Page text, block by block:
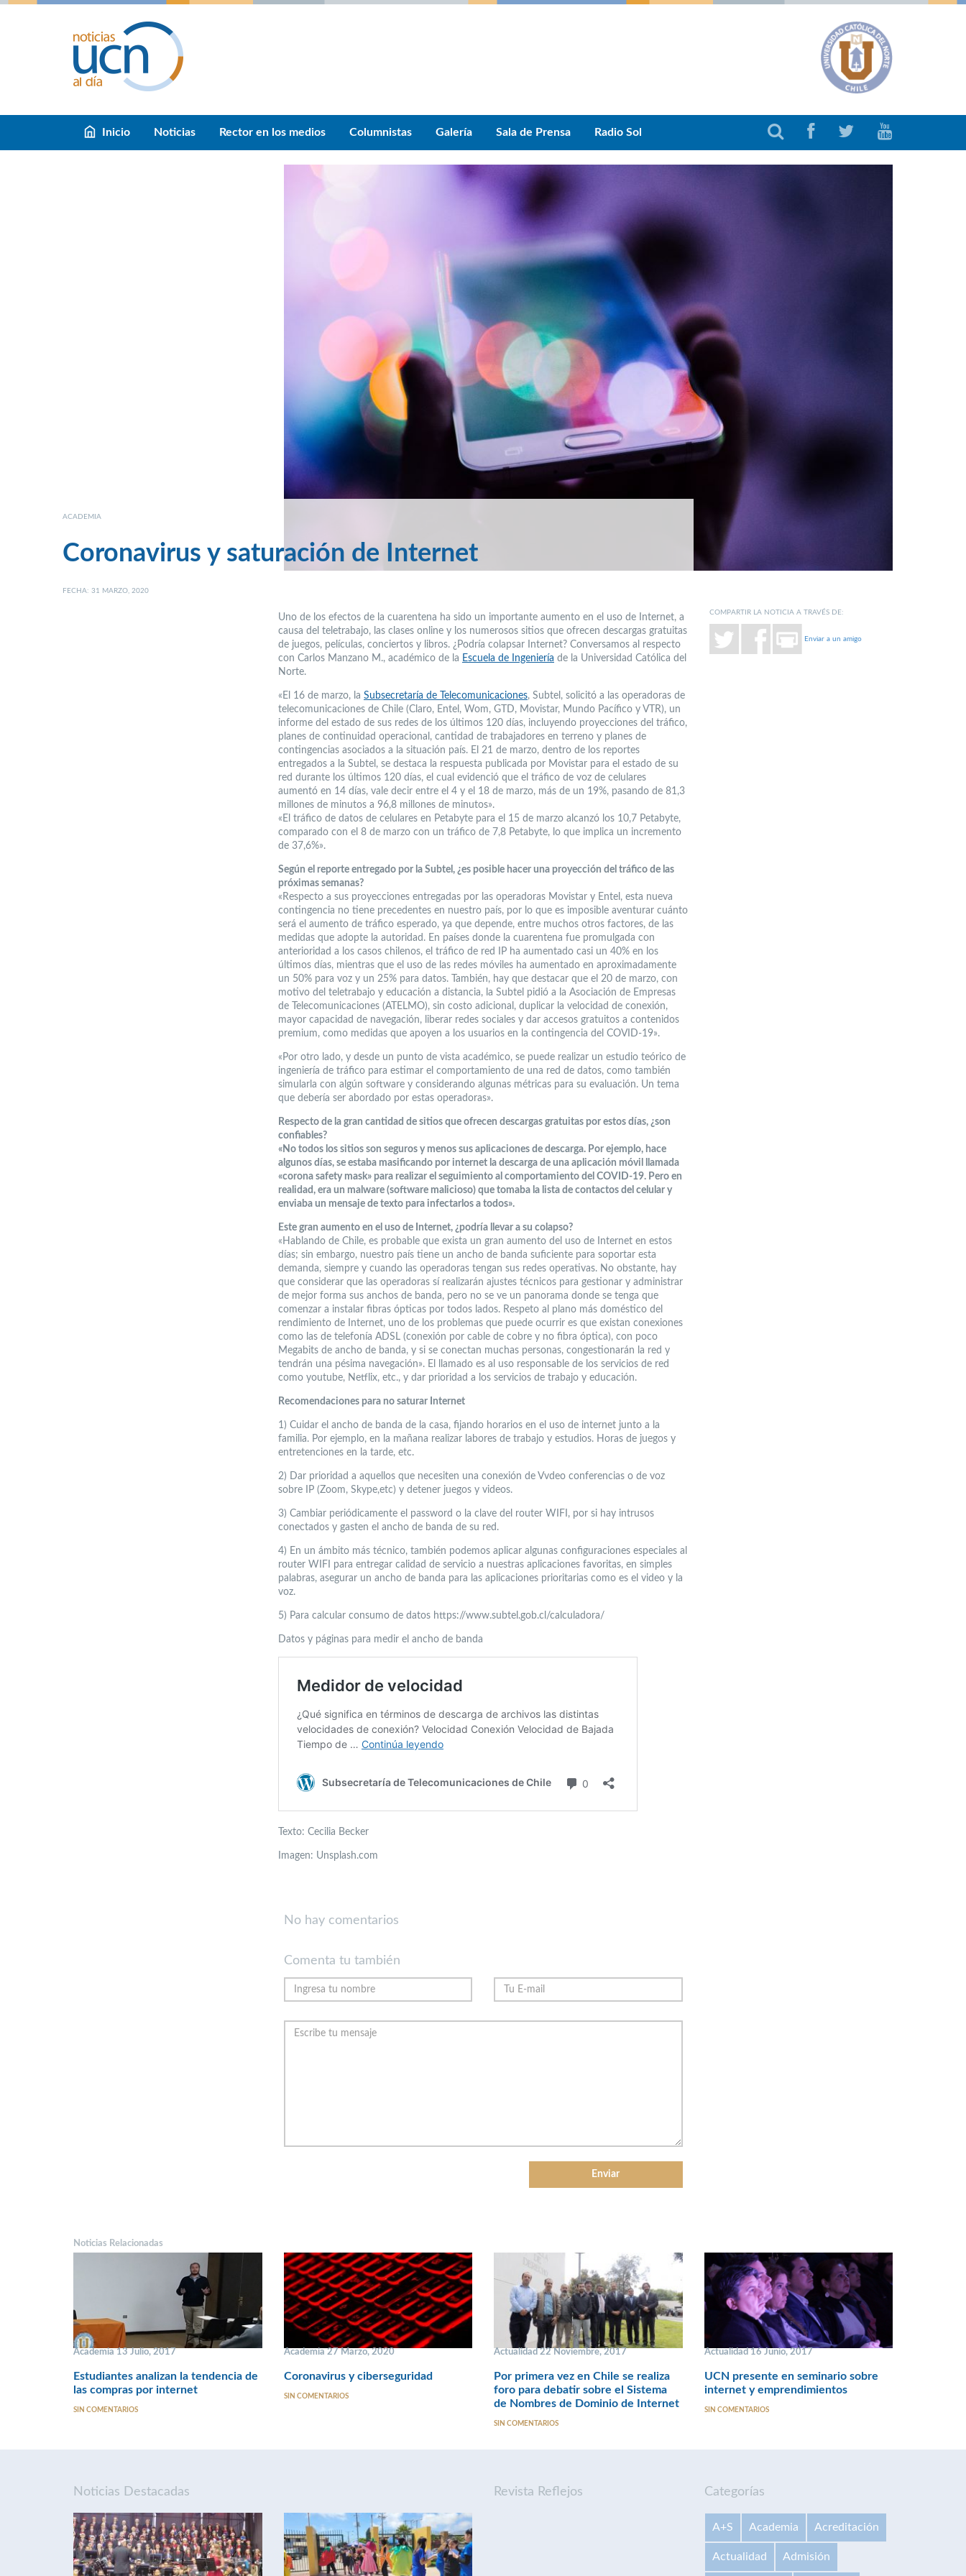
Inicio Noticias Rector en los medios Columnistas Galería Sala de Prensa Radio Sol
ACADEMIA
Coronavirus y saturación de Internet
FECHA: 31 MARZO, 2020
Uno de los efectos de la cuarentena ha sido un importante aumento en el uso de Internet, a
causa del teletrabajo, las clases online y los numerosos sitios que ofrecen descargas gratuitas
de juegos, películas, conciertos y libros. ¿Podría colapsar Internet? Conversamos al respecto
con Carlos Manzano M., académico de la Escuela de Ingeniería de la Universidad Católica del
Norte.
«El 16 de marzo, la Subsecretaría de Telecomunicaciones, Subtel, solicitó a las operadoras de
telecomunicaciones de Chile (Claro, Entel, Wom, GTD, Movistar, Mundo Pacífico y VTR), un
informe del estado de sus redes de los últimos 120 días, incluyendo proyecciones del tráfico,
planes de continuidad operacional, cantidad de trabajadores en terreno y planes de
contingencias asociados a la situación país. El 21 de marzo, dentro de los reportes
entregados a la Subtel, se destaca la respuesta publicada por Movistar para el estado de su
red durante los últimos 120 días, el cual evidenció que el tráfico de voz de celulares
aumentó en 14 días, vale decir entre el 4 y el 18 de marzo, más de un 19%, pasando de 81,3
millones de minutos a 96,8 millones de minutos».
«El tráfico de datos de celulares en Petabyte para el 15 de marzo alcanzó los 10,7 Petabyte,
comparado con el 8 de marzo con un tráfico de 7,8 Petabyte, lo que implica un incremento
de 37,6%».
Según el reporte entregado por la Subtel, ¿es posible hacer una proyección del tráfico de las
próximas semanas?
«Respecto a sus proyecciones entregadas por las operadoras Movistar y Entel, esta nueva
contingencia no tiene precedentes en nuestro país, por lo que es imposible aventurar cuánto
será el aumento de tráfico esperado, ya que depende, entre muchos otros factores, de las
medidas que adopte la autoridad. En países donde la cuarentena fue promulgada con
anterioridad a los casos chilenos, el tráfico de red IP ha aumentado casi un 40% en los
últimos días, mientras que el uso de las redes móviles ha aumentado en aproximadamente
un 50% para voz y un 25% para datos. También, hay que destacar que el 20 de marzo, con
motivo del teletrabajo y educación a distancia, la Subtel pidió a la Asociación de Empresas
de Telecomunicaciones (ATELMO), sin costo adicional, duplicar la velocidad de conexión,
mayor capacidad de navegación, liberar redes sociales y dar accesos gratuitos a contenidos
premium, como medidas que apoyen a los usuarios en la contingencia del COVID-19».
«Por otro lado, y desde un punto de vista académico, se puede realizar un estudio teórico de
ingeniería de tráfico para estimar el comportamiento de una red de datos, como también
simularla con algún software y considerando algunas métricas para su evaluación. Un tema
que debería ser abordado por estas operadoras».
Respecto de la gran cantidad de sitios que ofrecen descargas gratuitas por estos días, ¿son
confiables?
«No todos los sitios son seguros y menos sus aplicaciones de descarga. Por ejemplo, hace
algunos días, se estaba masificando por internet la descarga de una aplicación móvil llamada
«corona safety mask» para realizar el seguimiento al comportamiento del COVID-19. Pero en
realidad, era un malware (software malicioso) que tomaba la lista de contactos del celular y
enviaba un mensaje de texto para infectarlos a todos».
Este gran aumento en el uso de Internet, ¿podría llevar a su colapso?
«Hablando de Chile, es probable que exista un gran aumento del uso de Internet en estos
días; sin embargo, nuestro país tiene un ancho de banda suficiente para soportar esta
demanda, siempre y cuando las operadoras tengan sus redes operativas. No obstante, hay
que considerar que las operadoras sí realizarán ajustes técnicos para gestionar y administrar
de mejor forma sus anchos de banda, pero no se ve un panorama donde se tenga que
comenzar a instalar fibras ópticas por todos lados. Respeto al plano más doméstico del
rendimiento de Internet, uno de los problemas que puede ocurrir es que existan conexiones
como las de telefonía ADSL (conexión por cable de cobre y no fibra óptica), con poco
Megabits de ancho de banda, y si se conectan muchas personas, congestionarán la red y
tendrán una pésima navegación». El llamado es al uso responsable de los servicios de red
como youtube, Netflix, etc., y dar prioridad a los servicios de trabajo y educación.
Recomendaciones para no saturar Internet
1) Cuidar el ancho de banda de la casa, fijando horarios en el uso de internet junto a la
familia. Por ejemplo, en la mañana realizar labores de trabajo y estudios. Horas de juegos y
entretenciones en la tarde, etc.
2) Dar prioridad a aquellos que necesiten una conexión de Vvdeo conferencias o de voz
sobre IP (Zoom, Skype,etc) y detener juegos y videos.
3) Cambiar periódicamente el password o la clave del router WIFI, por si hay intrusos
conectados y gasten el ancho de banda de su red.
4) En un ámbito más técnico, también podemos aplicar algunas configuraciones especiales al
router WIFI para entregar calidad de servicio a nuestras aplicaciones favoritas, en simples
palabras, asegurar un ancho de banda para las aplicaciones prioritarias como es el video y la
voz.
5) Para calcular consumo de datos https://www.subtel.gob.cl/calculadora/
Datos y páginas para medir el ancho de banda
Texto: Cecilia Becker
Imagen: Unsplash.com
COMPARTIR LA NOTICIA A TRAVÉS DE:
Enviar a un amigo
No hay comentarios
Comenta tu también
Noticias Relacionadas
Academia 13 Julio, 2017
Estudiantes analizan la tendencia de
las compras por internet
SIN COMENTARIOS
Academia 27 Marzo, 2020
Coronavirus y ciberseguridad
SIN COMENTARIOS
Actualidad 22 Noviembre, 2017
Por primera vez en Chile se realiza
foro para debatir sobre el Sistema
de Nombres de Dominio de Internet
SIN COMENTARIOS
Actualidad 16 Junio, 2017
UCN presente en seminario sobre
internet y emprendimientos
SIN COMENTARIOS
Noticias Destacadas Revista Reflejos Categorías
A+S Academia Acreditación
Actualidad Admisión